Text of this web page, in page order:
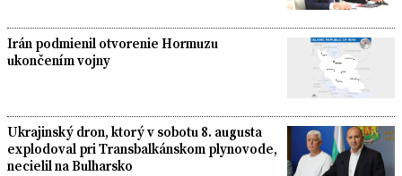
Irán podmienil otvorenie Hormuzu
ukončením vojny
Ukrajinský dron, ktorý v sobotu 8. augusta
explodoval pri Transbalkánskom plynovode,
necielil na Bulharsko